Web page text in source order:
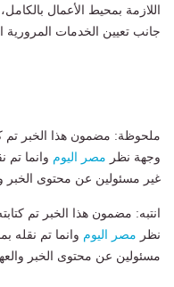
اللازمة بمحيط الأعمال
جانب تعيين الخدمات المرورية
ملحوظة: مضمون هذا الخبر تم
وجهة نظر مصر اليوم وانما تم
غير مسئولين عن محتوى الخبر
انتبه: مضمون هذا الخبر تم
نظر مصر اليوم وانما تم نقله
مسئولين عن محتوى الخبر